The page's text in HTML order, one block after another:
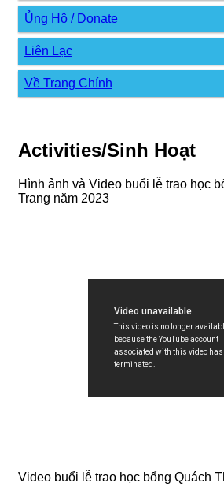
Ủng Hộ / Donate
Liên Lạc
Về Trang Chính
Activities/Sinh Hoạt
Hình ảnh và Video buổi lễ trao học
Trang năm 2023
Video buổi lễ trao học bổng Quách